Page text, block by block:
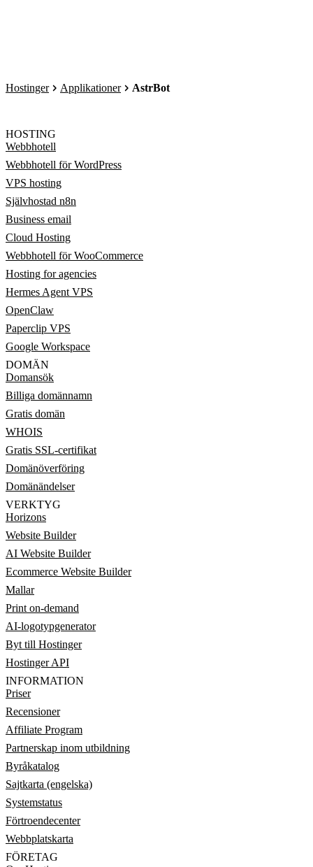
Hostinger Applikationer AstrBot
HOSTING
Webbhotell
Webbhotell för WordPress
VPS hosting
Självhostad n8n
Business email
Cloud Hosting
Webbhotell för WooCommerce
Hosting for agencies
Hermes Agent VPS
OpenClaw
Paperclip VPS
Google Workspace
DOMÄN
Domansök
Billiga domännamn
Gratis domän
WHOIS
Gratis SSL-certifikat
Domänöverföring
Domänändelser
VERKTYG
Horizons
Website Builder
AI Website Builder
Ecommerce Website Builder
Mallar
Print on-demand
AI-logotypgenerator
Byt till Hostinger
Hostinger API
INFORMATION
Priser
Recensioner
Affiliate Program
Partnerskap inom utbildning
Byråkatalog
Sajtkarta (engelska)
Systemstatus
Förtroendecenter
Webbplatskarta
FÖRETAG